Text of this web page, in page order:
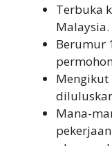
Terbuka
Malaysia.
Berumur
Mana-